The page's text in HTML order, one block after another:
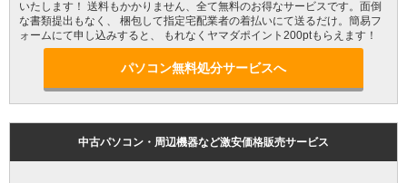
いたします！ 送料もかかりません、全て無料のお得なサービスです。面倒
な書類提出もなく、 梱包して指定宅配業者の着払いにて送るだけ。簡易フ
ォームにて申し込みすると、 もれなくヤマダポイント200ptもらえます！
パソコン無料処分サービスへ
中古パソコン・周辺機器など激安価格販売サービス